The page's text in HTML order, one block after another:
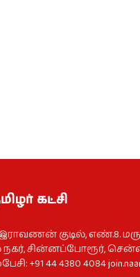
கட்சி
இராவணன் குடில், எண்.8.
சின்னப்போரூர்,
+91 44 4380 4084